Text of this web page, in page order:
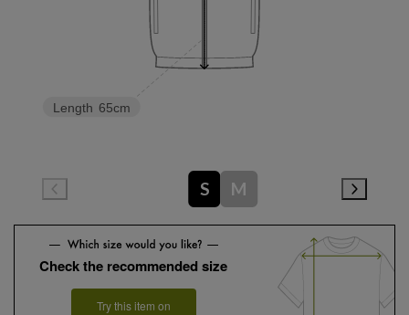
Length 65cm
S M
Check the recommended size
Try this item on